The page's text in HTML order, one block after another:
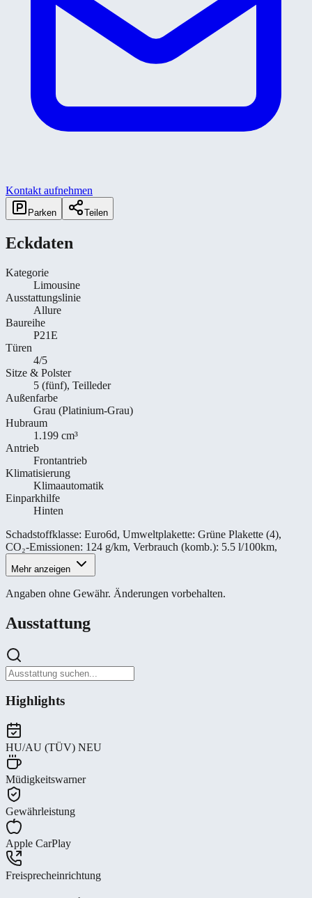
Kontakt aufnehmen
Parken Teilen
Eckdaten
Kategorie
Limousine
Ausstattungslinie
Allure
Baureihe
P21E
Türen
4/5
Sitze & Polster
5 (fünf), Teilleder
Außenfarbe
Grau (Platinium-Grau)
Hubraum
1.199 cm³
Antrieb
Frontantrieb
Klimatisierung
Klimaautomatik
Einparkhilfe
Hinten
Schadstoffklasse: Euro6d, Umweltplakette: Grüne Plakette (4),
CO₂-Emissionen: 124 g/km, Verbrauch (komb.): 5.5 l/100km,
Mehr anzeigen
Angaben ohne Gewähr. Änderungen vorbehalten.
Ausstattung
Highlights
HU/AU (TÜV) NEU
Müdigkeitswarner
Gewährleistung
Apple CarPlay
Freisprecheinrichtung